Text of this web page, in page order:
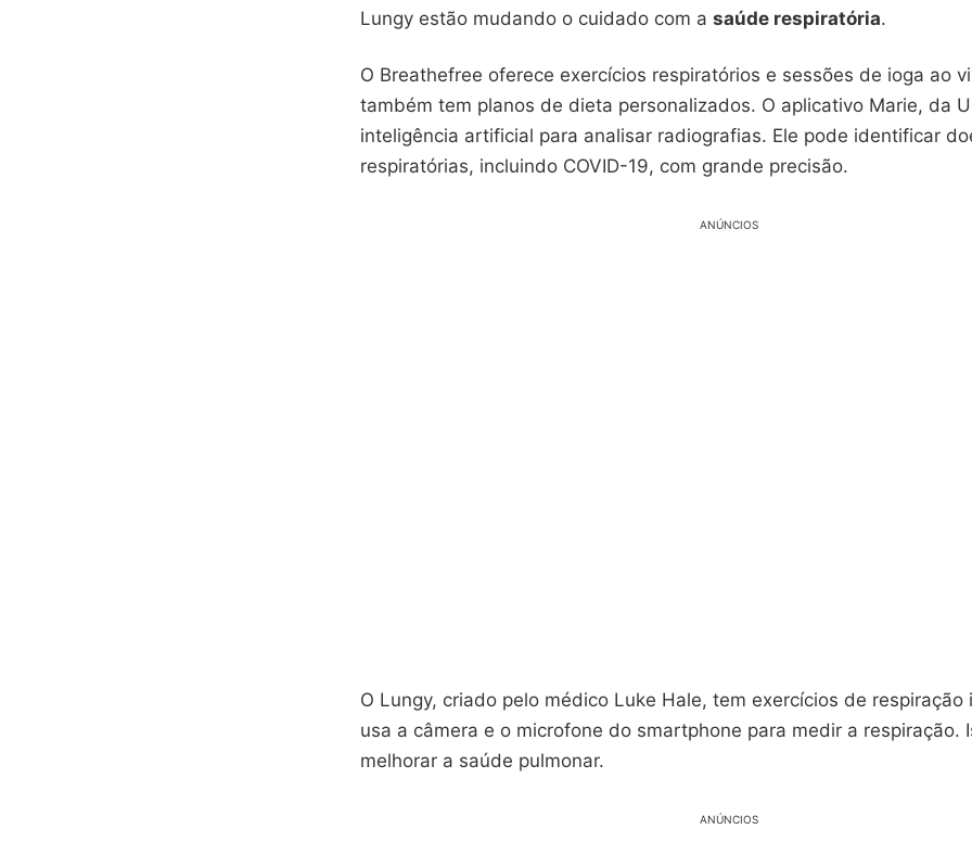
Lungy estão mudando o cuidado com a saúde respiratória.
O Breathefree oferece exercícios respiratórios e sessões de ioga ao
também tem planos de dieta personalizados. O aplicativo Marie, da
inteligência artificial para analisar radiografias. Ele pode identificar
respiratórias, incluindo COVID-19, com grande precisão.
ANÚNCIOS
O Lungy, criado pelo médico Luke Hale, tem exercícios de respiração
usa a câmera e o microfone do smartphone para medir a respiração.
melhorar a saúde pulmonar.
ANÚNCIOS